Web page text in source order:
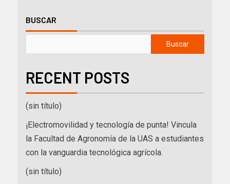
BUSCAR
Buscar
RECENT POSTS
(sin título)
¡Electromovilidad y tecnología de punta! Vincula
la Facultad de Agronomía de la UAS a estudiantes
con la vanguardia tecnológica agrícola.
(sin título)